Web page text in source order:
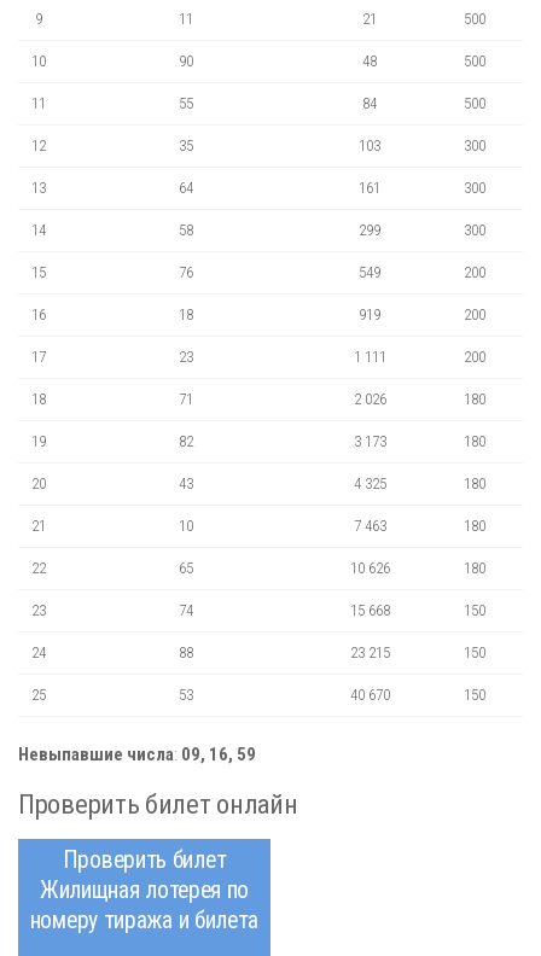
9 11 21 500
10 90 48 500
11 55 84 500
12 35 103 300
13 64 161 300
14 58 299 300
15 76 549 200
16 18 919 200
17 23 1 111 200
18 71 2 026 180
19 82 3 173 180
20 43 4 325 180
21 10 7 463 180
22 65 10 626 180
23 74 15 668 150
24 88 23 215 150
25 53 40 670 150
Невыпавшие числа: 09, 16, 59
Проверить билет онлайн
Проверить билет
Жилищная лотерея по
номеру тиража и билета